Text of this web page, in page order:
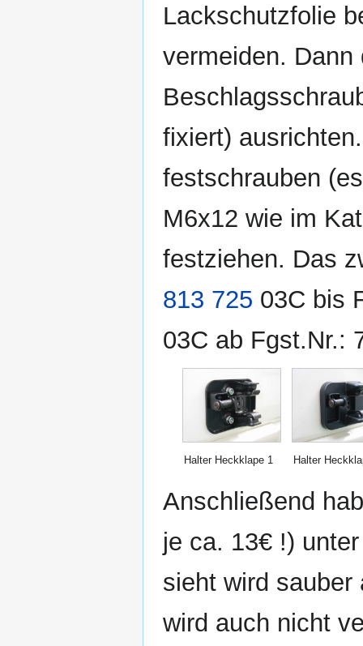
Lackschutzfolie
vermeiden.
fixiert)
festschrauben
M6x12 wie im
festziehen. Das
813 725 03C bis
03C ab Fgst.Nr.:
Halter Heckklape 1 Halter
Anschließend
je ca. 13€ !)
sieht wird sauber
wird auch nicht